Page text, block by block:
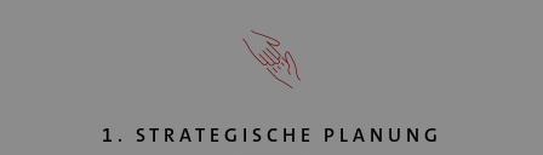
1. STRATEGISCHE PLANUNG